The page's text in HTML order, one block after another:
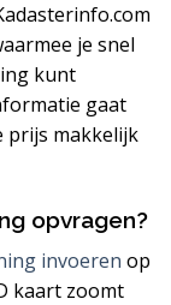
je snel
kunt
gaat
prijs makkelijk
opvragen?
invoeren op
kaart zoomt